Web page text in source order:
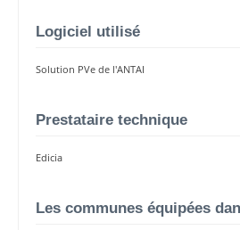
Logiciel utilisé
Solution PVe de l'ANTAI
Prestataire technique
Edicia
Les communes équipées